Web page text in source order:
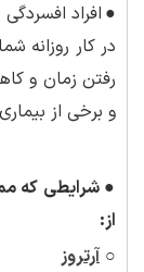
● افراد
در کار روزانه
رفتن زمان و
و برخی از
●شرایطی که
از:
○ آرتروز